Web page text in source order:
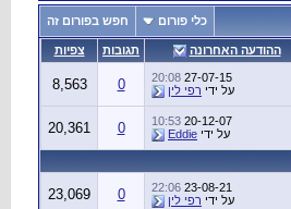
כלי פורום חפש בפורום זה
ההודעה האחרונה תגובות צפיות
27-07-15
20:08
על ידי רפי לין 0
8,563
20-12-07
10:53
על ידי Eddie
0
20,361
23-08-21
22:06
על ידי רפי לין 0
23,069